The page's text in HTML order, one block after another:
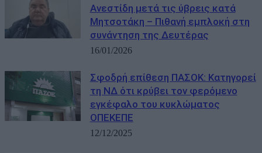
Ανεστίδη μετά τις ύβρεις κατά
Μητσοτάκη – Πιθανή εμπλοκή στη
συνάντηση της Δευτέρας
16/01/2026
Σφοδρή επίθεση ΠΑΣΟΚ: Κατηγορεί
τη ΝΔ ότι κρύβει τον φερόμενο
εγκέφαλο του κυκλώματος
ΟΠΕΚΕΠΕ
12/12/2025